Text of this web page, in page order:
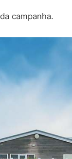
campanha.